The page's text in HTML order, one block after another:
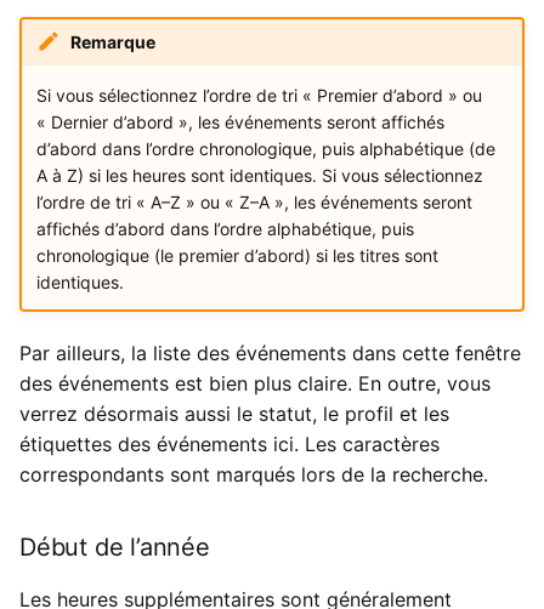
Remarque
Si vous sélectionnez l’ordre de tri « Premier d’abord » ou
« Dernier d’abord », les événements seront affichés
d’abord dans l’ordre chronologique, puis alphabétique (de
A à Z) si les heures sont identiques. Si vous sélectionnez
l’ordre de tri « A–Z » ou « Z–A », les événements seront
affichés d’abord dans l’ordre alphabétique, puis
chronologique (le premier d’abord) si les titres sont
identiques.
Par ailleurs, la liste des événements dans cette fenêtre
des événements est bien plus claire. En outre, vous
verrez désormais aussi le statut, le profil et les
étiquettes des événements ici. Les caractères
correspondants sont marqués lors de la recherche.
Début de l’année
Les heures supplémentaires sont généralement